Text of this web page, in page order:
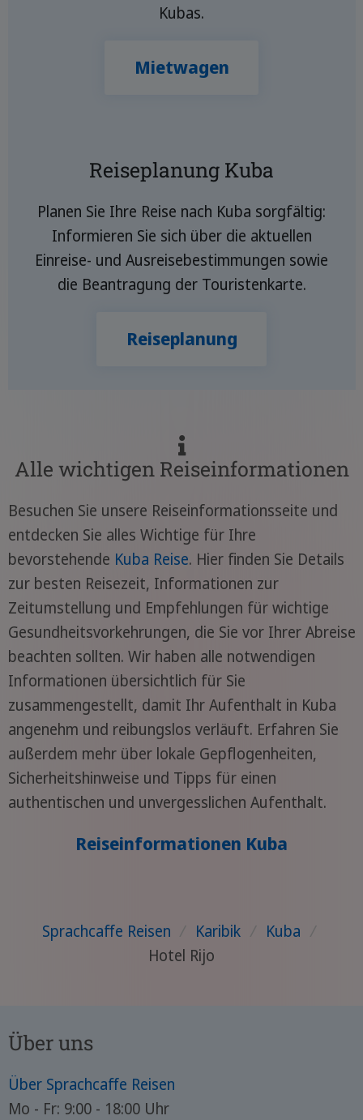
Kubas.
Mietwagen
Reiseplanung Kuba
Planen Sie Ihre Reise nach Kuba sorgfältig:
Informieren Sie sich über die aktuellen
Einreise- und Ausreisebestimmungen sowie
die Beantragung der Touristenkarte.
Reiseplanung
Alle wichtigen Reiseinformationen
Besuchen Sie unsere Reiseinformationsseite und
entdecken Sie alles Wichtige für Ihre
bevorstehende Kuba Reise. Hier finden Sie Details
zur besten Reisezeit, Informationen zur
Zeitumstellung und Empfehlungen für wichtige
Gesundheitsvorkehrungen, die Sie vor Ihrer Abreise
beachten sollten. Wir haben alle notwendigen
Informationen übersichtlich für Sie
zusammengestellt, damit Ihr Aufenthalt in Kuba
angenehm und reibungslos verläuft. Erfahren Sie
außerdem mehr über lokale Gepflogenheiten,
Sicherheitshinweise und Tipps für einen
authentischen und unvergesslichen Aufenthalt.
Reiseinformationen Kuba
Sprachcaffe Reisen / Karibik / Kuba /
Hotel Rijo
Über uns
Über Sprachcaffe Reisen
Mo - Fr: 9:00 - 18:00 Uhr